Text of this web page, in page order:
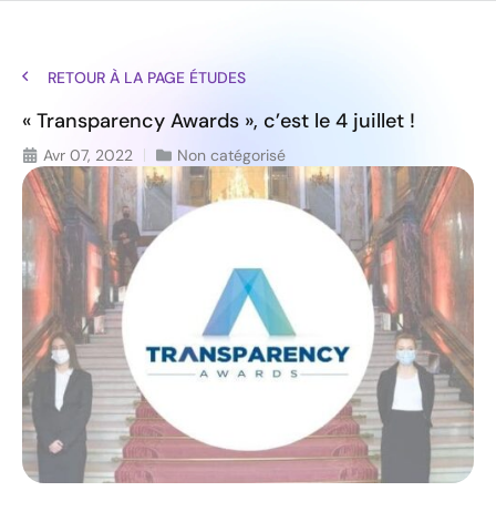
RETOUR À LA PAGE ÉTUDES
« Transparency Awards », c’est le 4 juillet !
Avr 07, 2022 Non catégorisé